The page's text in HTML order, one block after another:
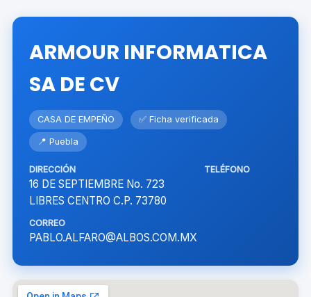
ARMOUR INFORMATICA
SA DE CV
CASA DE EMPEÑO ✅ Ficha verificada
📍 Puebla
DIRECCIÓN
16 DE SEPTIEMBRE No. 723
LIBRES CENTRO C.P. 73780
TELÉFONO
CORREO
PABLO.ALFARO@ALBOS.COM.MX